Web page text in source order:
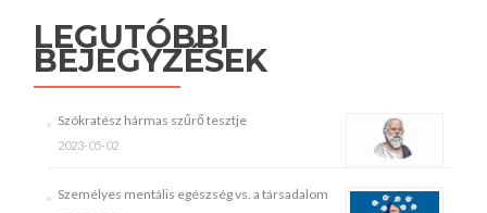
LEGUTÓBBI
BEJEGYZÉSEK
Szókratész hármas szűrő tesztje
2023-05-02
Személyes mentális egészség vs. a társadalom